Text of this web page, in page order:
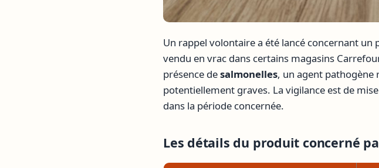
Un rappel volontaire a été lancé concernant
vendu en vrac dans certains magasins
présence desalmonelles, un agent pathogène
potentiellement graves. La vigilance est de
dans la période concernée.
Les détails du produit concerné